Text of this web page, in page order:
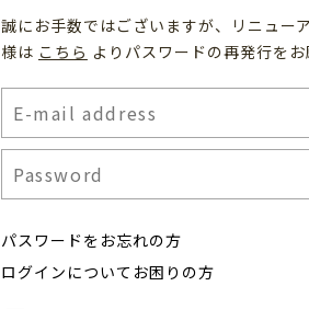
誠にお手数ではございますが、リニュー
様は こちら よりパスワードの再発行をお
パスワードをお忘れの方
ログインについてお困りの方